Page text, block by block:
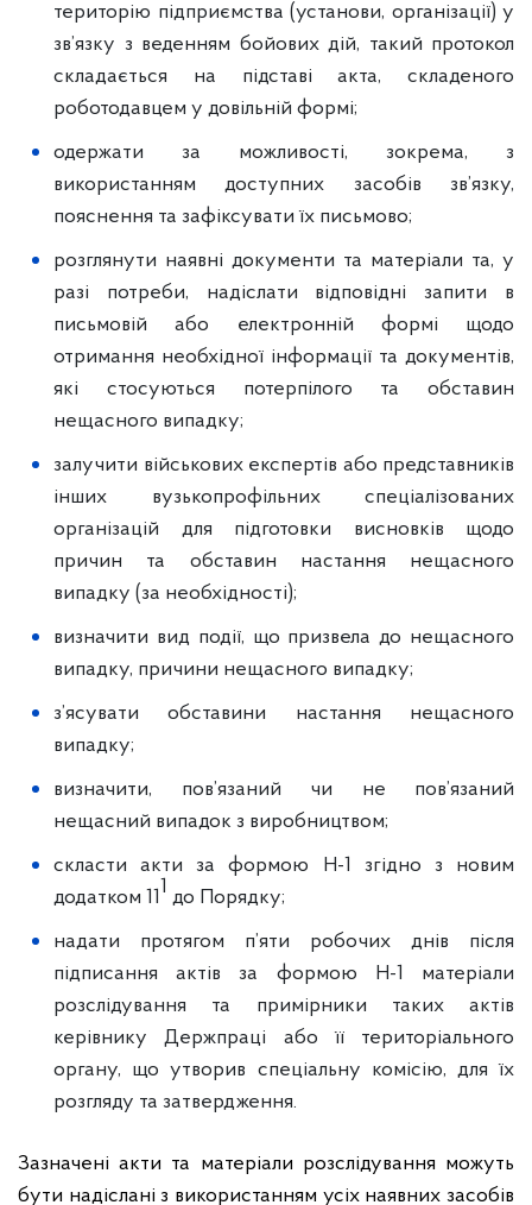
територію підприємства (установи, організації) у
зв’язку з веденням бойових дій, такий протокол
складається на підставі акта, складеного
роботодавцем у довільній формі;
одержати за можливості, зокрема, з
використанням доступних засобів зв’язку,
пояснення та зафіксувати їх письмово;
розглянути наявні документи та матеріали та, у
разі потреби, надіслати відповідні запити в
письмовій або електронній формі щодо
отримання необхідної інформації та документів,
які стосуються потерпілого та обставин
нещасного випадку;
залучити військових експертів або представників
інших вузькопрофільних спеціалізованих
організацій для підготовки висновків щодо
причин та обставин настання нещасного
випадку (за необхідності);
визначити вид події, що призвела до нещасного
випадку, причини нещасного випадку;
з’ясувати обставини настання нещасного
випадку;
визначити, пов’язаний чи не пов’язаний
нещасний випадок з виробництвом;
скласти акти за формою Н-1 згідно з новим
додатком 11 1 до Порядку;
надати протягом п’яти робочих днів після
підписання актів за формою Н-1 матеріали
розслідування та примірники таких актів
керівнику Держпраці або її територіального
органу, що утворив спеціальну комісію, для їх
розгляду та затвердження.
Зазначені акти та матеріали розслідування можуть
бути надіслані з використанням усіх наявних засобів